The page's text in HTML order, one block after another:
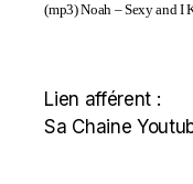
(mp3)Noah – Sexy and I
Lien afférent :
Sa Chaine